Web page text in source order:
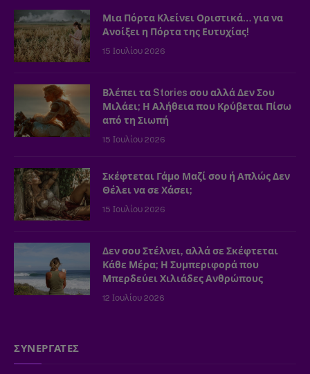
Μια Πόρτα Κλείνει Οριστικά… για να
Ανοίξει η Πόρτα της Ευτυχίας!
15 Ιουλίου 2026
Βλέπει τα Stories σου αλλά Δεν Σου
Μιλάει; Η Αλήθεια που Κρύβεται Πίσω
από τη Σιωπή
15 Ιουλίου 2026
Σκέφτεται Γάμο Μαζί σου ή Απλώς Δεν
Θέλει να σε Χάσει;
15 Ιουλίου 2026
Δεν σου Στέλνει, αλλά σε Σκέφτεται
Κάθε Μέρα; Η Συμπεριφορά που
Μπερδεύει Χιλιάδες Ανθρώπους
12 Ιουλίου 2026
ΣΥΝΕΡΓΑΤΕΣ